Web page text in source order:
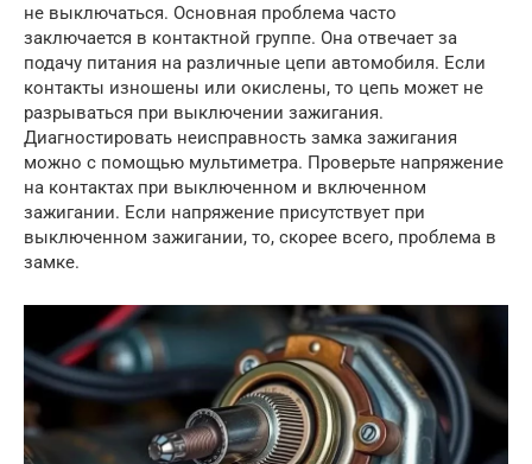
не выключаться. Основная проблема часто
заключается в контактной группе. Она отвечает за
подачу питания на различные цепи автомобиля. Если
контакты изношены или окислены, то цепь может не
разрываться при выключении зажигания.
Диагностировать неисправность замка зажигания
можно с помощью мультиметра. Проверьте напряжение
на контактах при выключенном и включенном
зажигании. Если напряжение присутствует при
выключенном зажигании, то, скорее всего, проблема в
замке.